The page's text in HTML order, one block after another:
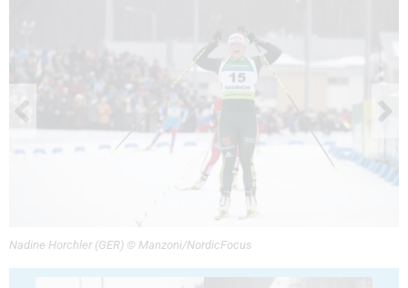
Nadine Horchler (GER) © Manzoni/NordicFocus